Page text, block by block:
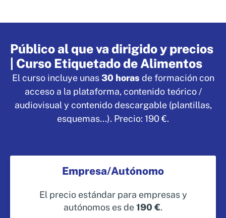
Público al que va dirigido y precios
| Curso Etiquetado de Alimentos
El curso incluye unas30 horas de formación con
acceso a la plataforma, contenido teórico /
audiovisual y contenido descargable (plantillas,
esquemas…). Precio: 190 €.
Empresa/Autónomo
El precio estándar para empresas y
autónomos es de190 €.